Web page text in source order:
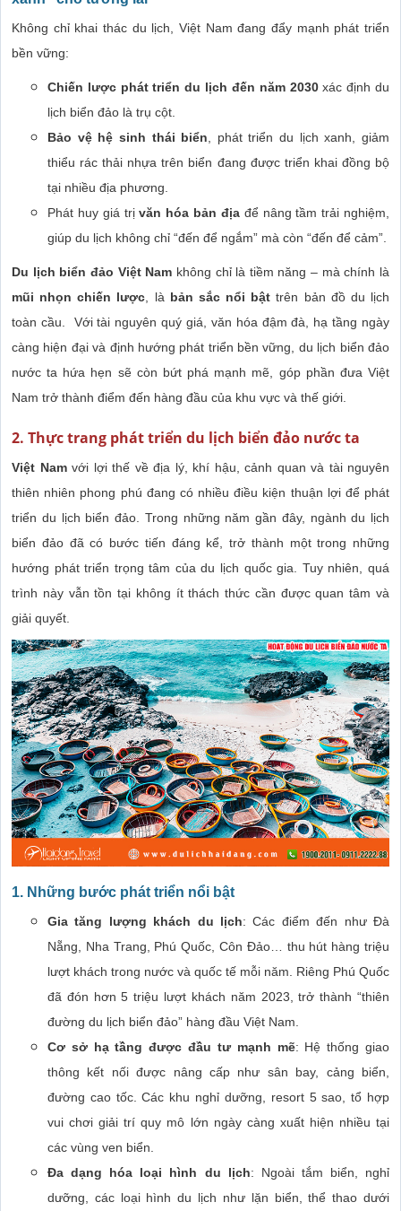
Không chỉ khai thác du lịch, Việt Nam đang đẩy mạnh phát triển
bền vững:
Chiến lược phát triển du lịch đến năm 2030xác định du
lịch biển đảo là trụ cột.
Bảo vệ hệ sinh thái biển , phát triển du lịch xanh, giảm
thiểu rác thải nhựa trên biển đang được triển khai đồng bộ
tại nhiều địa phương.
Phát huy giá trịvăn hóa bản địađể nâng tầm trải nghiệm,
giúp du lịch không chỉ “đến để ngắm” mà còn “đến để cảm”.
Du lịch biển đảo Việt Nam không chỉ là tiềm năng – mà chính là
mũi nhọn chiến lược , là bản sắc nổi bật trên bản đồ du lịch
toàn cầu. Với tài nguyên quý giá, văn hóa đậm đà, hạ tầng ngày
càng hiện đại và định hướng phát triển bền vững, du lịch biển đảo
nước ta hứa hẹn sẽ còn bứt phá mạnh mẽ, góp phần đưa Việt
Nam trở thành điểm đến hàng đầu của khu vực và thế giới.
2. Thực trang phát triển du lịch biển đảo nước ta
Việt Namvới lợi thế về địa lý, khí hậu, cảnh quan và tài nguyên
thiên nhiên phong phú đang có nhiều điều kiện thuận lợi để phát
triển du lịch biển đảo. Trong những năm gần đây, ngành du lịch
biển đảo đã có bước tiến đáng kể, trở thành một trong những
hướng phát triển trọng tâm của du lịch quốc gia. Tuy nhiên, quá
trình này vẫn tồn tại không ít thách thức cần được quan tâm và
giải quyết.
1. Những bước phát triển nổi bật
Gia tăng lượng khách du lịch: Các điểm đến như Đà
Nẵng, Nha Trang, Phú Quốc, Côn Đảo… thu hút hàng triệu
lượt khách trong nước và quốc tế mỗi năm. Riêng Phú Quốc
đã đón hơn 5 triệu lượt khách năm 2023, trở thành “thiên
đường du lịch biển đảo” hàng đầu Việt Nam.
Cơ sở hạ tầng được đầu tư mạnh mẽ: Hệ thống giao
thông kết nối được nâng cấp như sân bay, cảng biển,
đường cao tốc. Các khu nghỉ dưỡng, resort 5 sao, tổ hợp
vui chơi giải trí quy mô lớn ngày càng xuất hiện nhiều tại
các vùng ven biển.
Đa dạng hóa loại hình du lịch: Ngoài tắm biển, nghỉ
dưỡng, các loại hình du lịch như lặn biển, thể thao dưới